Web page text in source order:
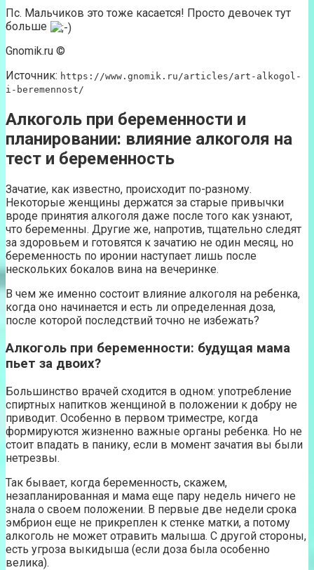
Пс. Мальчиков это тоже касается! Просто девочек тут
больше
Gnomik.ru ©
Источник: https://www.gnomik.ru/articles/art-alkogol-
i-beremennost/
Алкоголь при беременности и
планировании: влияние алкоголя на
тест и беременность
Зачатие, как известно, происходит по-разному.
Некоторые женщины держатся за старые привычки
вроде принятия алкоголя даже после того как узнают,
что беременны. Другие же, напротив, тщательно следят
за здоровьем и готовятся к зачатию не один месяц, но
беременность по иронии наступает лишь после
нескольких бокалов вина на вечеринке.
В чем же именно состоит влияние алкоголя на ребенка,
когда оно начинается и есть ли определенная доза,
после которой последствий точно не избежать?
Алкоголь при беременности: будущая мама
пьет за двоих?
Большинство врачей сходится в одном: употребление
спиртных напитков женщиной в положении к добру не
приводит. Особенно в первом триместре, когда
формируются жизненно важные органы ребенка. Но не
стоит впадать в панику, если в момент зачатия вы были
нетрезвы.
Так бывает, когда беременность, скажем,
незапланированная и мама еще пару недель ничего не
знала о своем положении. В первые две недели срока
эмбрион еще не прикреплен к стенке матки, а потому
алкоголь не может отравить малыша. С другой стороны,
есть угроза выкидыша (если доза была особенно
велика).